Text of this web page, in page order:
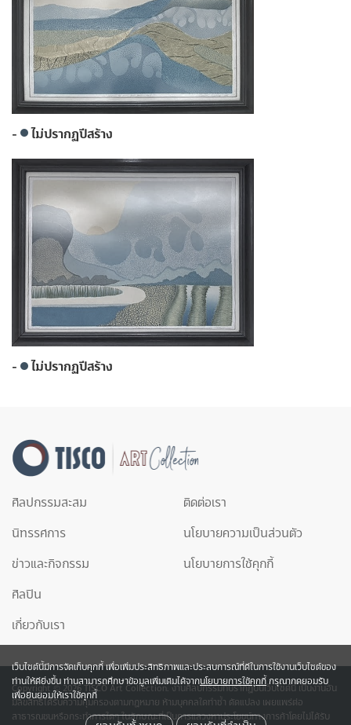
- ไม่ปรากฏปีสร้าง
- ไม่ปรากฏปีสร้าง
ศิลปกรรมสะสม
นิทรรศการ
ข่าวและกิจกรรม
ศิลปิน
เกี่ยวกับเรา
ติดต่อเรา
นโยบายความเป็นส่วนตัว
นโยบายการใช้คุกกี้
Copyright © 2026 TISCO Art Collection. งานศิลปกรรมที่ปรากฎบนเว็บไซต์นี้ เป็นงานอัน
มีลิขสิทธิ์ได้รับความคุ้มครองตามกฎหมาย ห้ามบุคคลใดทำซ้ำ ดัดแปลง เผยแพร่ต่อ
สาธารณชนหรือกระทำการใดๆ ในลักษณะที่เป็นการแสวงหาประโยชน์ทางการค้าโดยไม่ได้รับ
เว็บไซต์นี้มีการจัดเก็บคุกกี้ เพื่อเพิ่มประสิทธิภาพและประสบการณ์ที่ดีในการใช้งานเว็บไซต์ของ
ท่านให้ดียิ่งขึ้น ท่านสามารถศึกษาข้อมูลเพิ่มเติมได้จากนโยบายการใช้คุกกี้ กรุณากดยอมรับ
เพื่อยินยอมให้เราใช้คุกกี้